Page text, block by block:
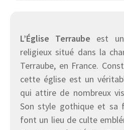
L’Église Terraube est
religieux situé dans la
Terraube, en France.
cette église est un
qui attire de nombreux
Son style gothique et sa
font un lieu de culte